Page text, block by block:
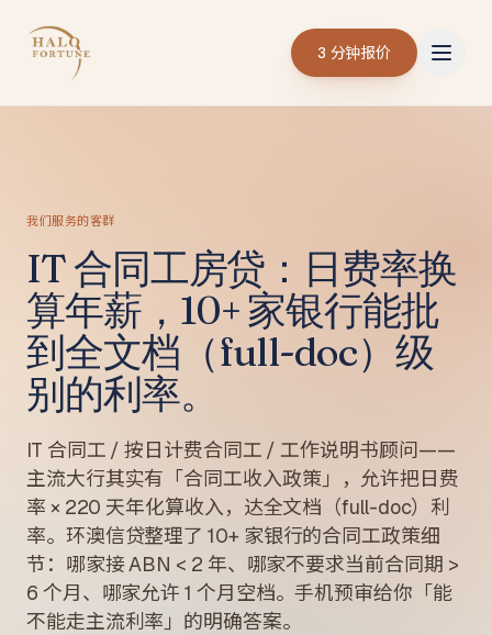
3 分钟报价
我们服务的客群
IT 合同工房贷：日费率换
算年薪，10+ 家银行能批
到全文档（full-doc）级
别的利率。
IT 合同工 / 按日计费合同工 / 工作说明书顾问——
主流大行其实有「合同工收入政策」，允许把日费
率 × 220 天年化算收入，达全文档（full-doc）利
率。环澳信贷整理了 10+ 家银行的合同工政策细
节：哪家接 ABN < 2 年、哪家不要求当前合同期 >
6 个月、哪家允许 1 个月空档。手机预审给你「能
不能走主流利率」的明确答案。